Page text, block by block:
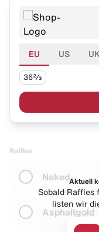
EU US UK
36⅔
Raffles
Naked
Asphaltgold
Aktuell
Sobald Raffles
listen wir